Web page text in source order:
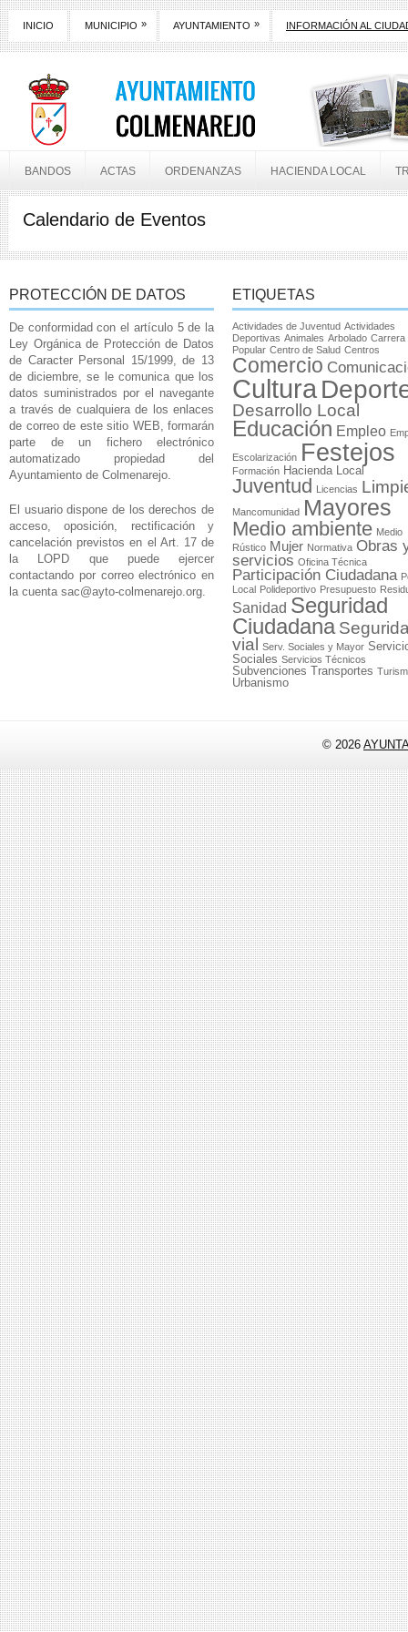
INICIO MUNICIPIO » AYUNTAMIENTO » INFORMACIÓN AL
BANDOS ACTAS ORDENANZAS HACIENDA LOCAL
Calendario de Eventos
PROTECCIÓN DE DATOS
De conformidad con el artículo 5 de la
Ley Orgánica de Protección de Datos
de Caracter Personal 15/1999, de 13
de diciembre, se le comunica que los
datos suministrados por el navegante
a través de cualquiera de los enlaces
de correo de este sitio WEB, formarán
parte de un fichero electrónico
automatizado propiedad del
Ayuntamiento de Colmenarejo.
El usuario dispone de los derechos de
acceso, oposición, rectificación y
cancelación previstos en el Art. 17 de
la LOPD que puede ejercer
contactando por correo electrónico en
la cuenta sac@ayto-colmenarejo.org.
ETIQUETAS
Actividades de Juventud Actividades
Deportivas Animales Arbolado Carrera
Popular Centro de Salud Centros
Comercio
Cultura
Desarrollo Local
Educación Empleo
Escolarización Festejos
Formación Hacienda Local
Juventud Licencias
Mancomunidad Mayores
Medio ambiente Medio
Rústico Mujer Normativa Obras
servicios Oficina Técnica
Participación Ciudadana
Local Polideportivo Presupuesto
Sanidad Seguridad
Ciudadana
vial
Serv. Sociales y Mayor
Sociales Servicios Técnicos
Subvenciones Transportes
Urbanismo
© 2026